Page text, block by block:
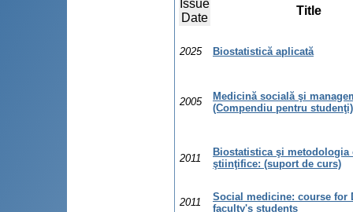
Issue
Date
Title
2025 Biostatistică aplicată
2005
Medicină socială şi
(Compendiu pentru studenţi)
2011
Biostatistica şi metodologia
ştiinţifice: (suport de curs)
2011
Social medicine: course for
faculty's students